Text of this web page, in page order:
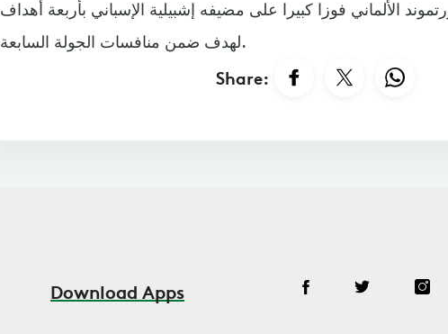
الألماني فوزا كبيرا على مضيفه إشبيلية الإسباني بأربعة أهداف
لهدف ضمن منافسات الجولة السابعة.​​​​​​​
Share:
Download Apps